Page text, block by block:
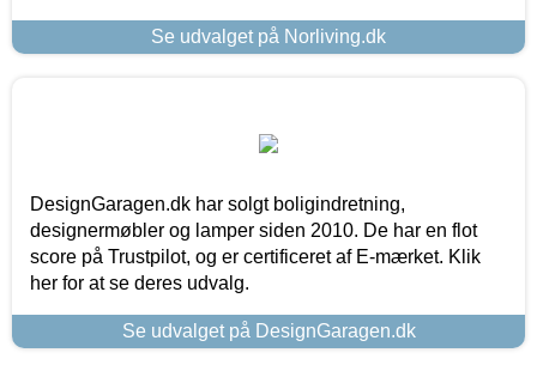
Se udvalget på Norliving.dk
DesignGaragen.dk har solgt boligindretning,
designermøbler og lamper siden 2010. De har en flot
score på Trustpilot, og er certificeret af E-mærket. Klik
her for at se deres udvalg.
Se udvalget på DesignGaragen.dk